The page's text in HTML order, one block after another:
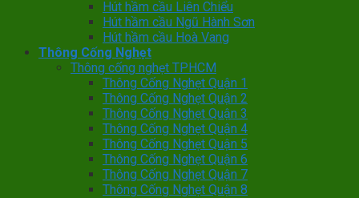
Hút hầm cầu Liên Chiểu
Hút hầm cầu Ngũ Hành Sơn
Hút hầm cầu Hoà Vang
Thông Cống Nghẹt
Thông cống nghẹt TPHCM
Thông Cống Nghẹt Quận 1
Thông Cống Nghẹt Quận 2
Thông Cống Nghẹt Quận 3
Thông Cống Nghẹt Quận 4
Thông Cống Nghẹt Quận 5
Thông Cống Nghẹt Quận 6
Thông Cống Nghẹt Quận 7
Thông Cống Nghẹt Quận 8